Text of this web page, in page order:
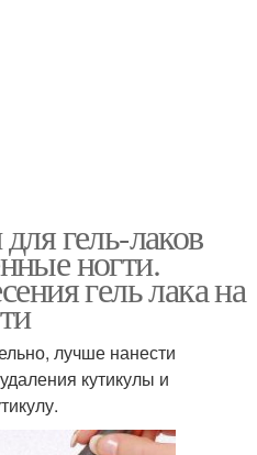
гель-лаков
ногти.
гель лака на
лучше нанести
кутикулы и